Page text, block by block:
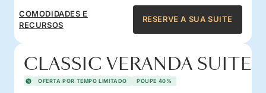
COMODIDADES E
RECURSOS
RESERVE A SUA SUITE
CLASSIC VERANDA SUITE
OFERTA POR TEMPO LIMITADO POUPE 40%